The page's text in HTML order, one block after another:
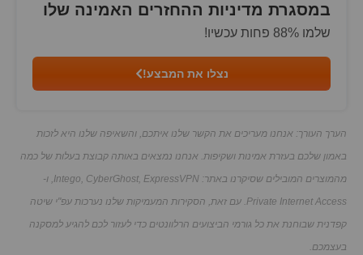
הערך העורך: אנחנו מעריכים את הקשר שלנו איתכם, והשאיפה שלנו היא לזכות
באמון שלכם בעזרת אמינות ושקיפות. אנחנו נמצאים באותה קבוצת בעלות של כמה
מהמוצרים המובילים שסיקרנו באתר: Intego, CyberGhost, ExpressVPN, ו-
Private Internet Access. עם זאת, הסקירות המעמיקות שלנו נערכות עפ"י שיטה
קפדנית שבוחנת את כל גורמי הביצועים הרלוונטים כדי לעזור לכם להגיע למסקנה
בעצמכם.
במסגרת מדיניות ההחזרים האמינה שלו
שלמו 88% פחות עכשיו!
נצלו את המבצע!